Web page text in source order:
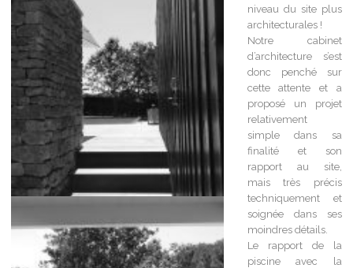
niveau du site plus
architecturales !
Notre cabinet
d’architecture s’est
donc penché sur
cette attente et a
proposé un projet
relativement
simple dans sa
finalité et son
rapport au site,
mais très précis
techniquement et
soignée dans ses
moindres détails.
Le rapport de la
piscine avec la